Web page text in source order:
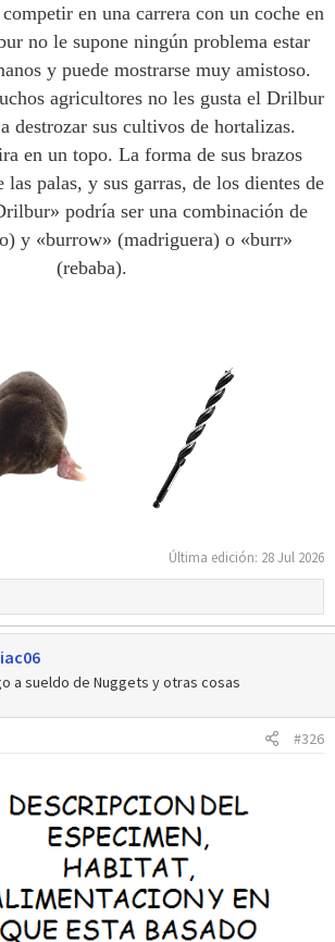
en una carrera con un coche en
no le supone ningún problema estar
y puede mostrarse muy amistoso.
agricultores no les gusta el Drilbur
destrozar sus cultivos de hortalizas.
en un topo. La forma de sus brazos
palas, y sus garras, de los dientes de
podría ser una combinación de
y «burrow» (madriguera) o «burr»
(rebaba).
Última edición: 28 Jul 2026
a sueldo de Nuggets y otras cosas
#326